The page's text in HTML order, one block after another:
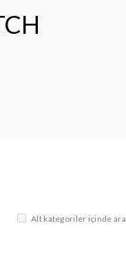
Alt kategoriler içinde ara